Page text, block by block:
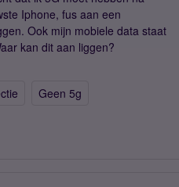
Iphone, fus aan een
Ook mijn mobiele data staat
kan dit aan liggen?
Geen 5g